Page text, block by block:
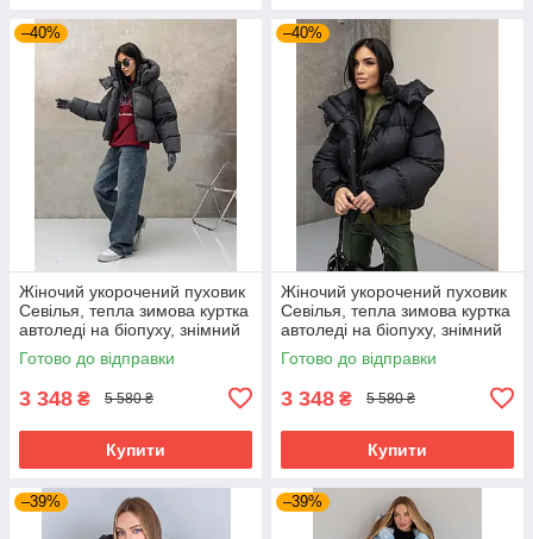
–40%
Жіночий укорочений пуховик
Севілья, тепла зимова куртка
автоледі на біопуху, знімний
капюшон 48–50 графіт
Готово до відправки
3 348 ₴ 5 580 ₴
Купити
–40%
Жіночий укорочений пуховик
Севілья, тепла зимова куртка
автоледі на біопуху, знімний
капюшон 44–50 чорний
Готово до відправки
3 348 ₴ 5 580 ₴
Купити
–39% –39%